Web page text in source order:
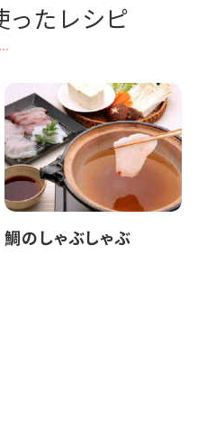
たレシピ
鯛のしゃぶしゃぶ